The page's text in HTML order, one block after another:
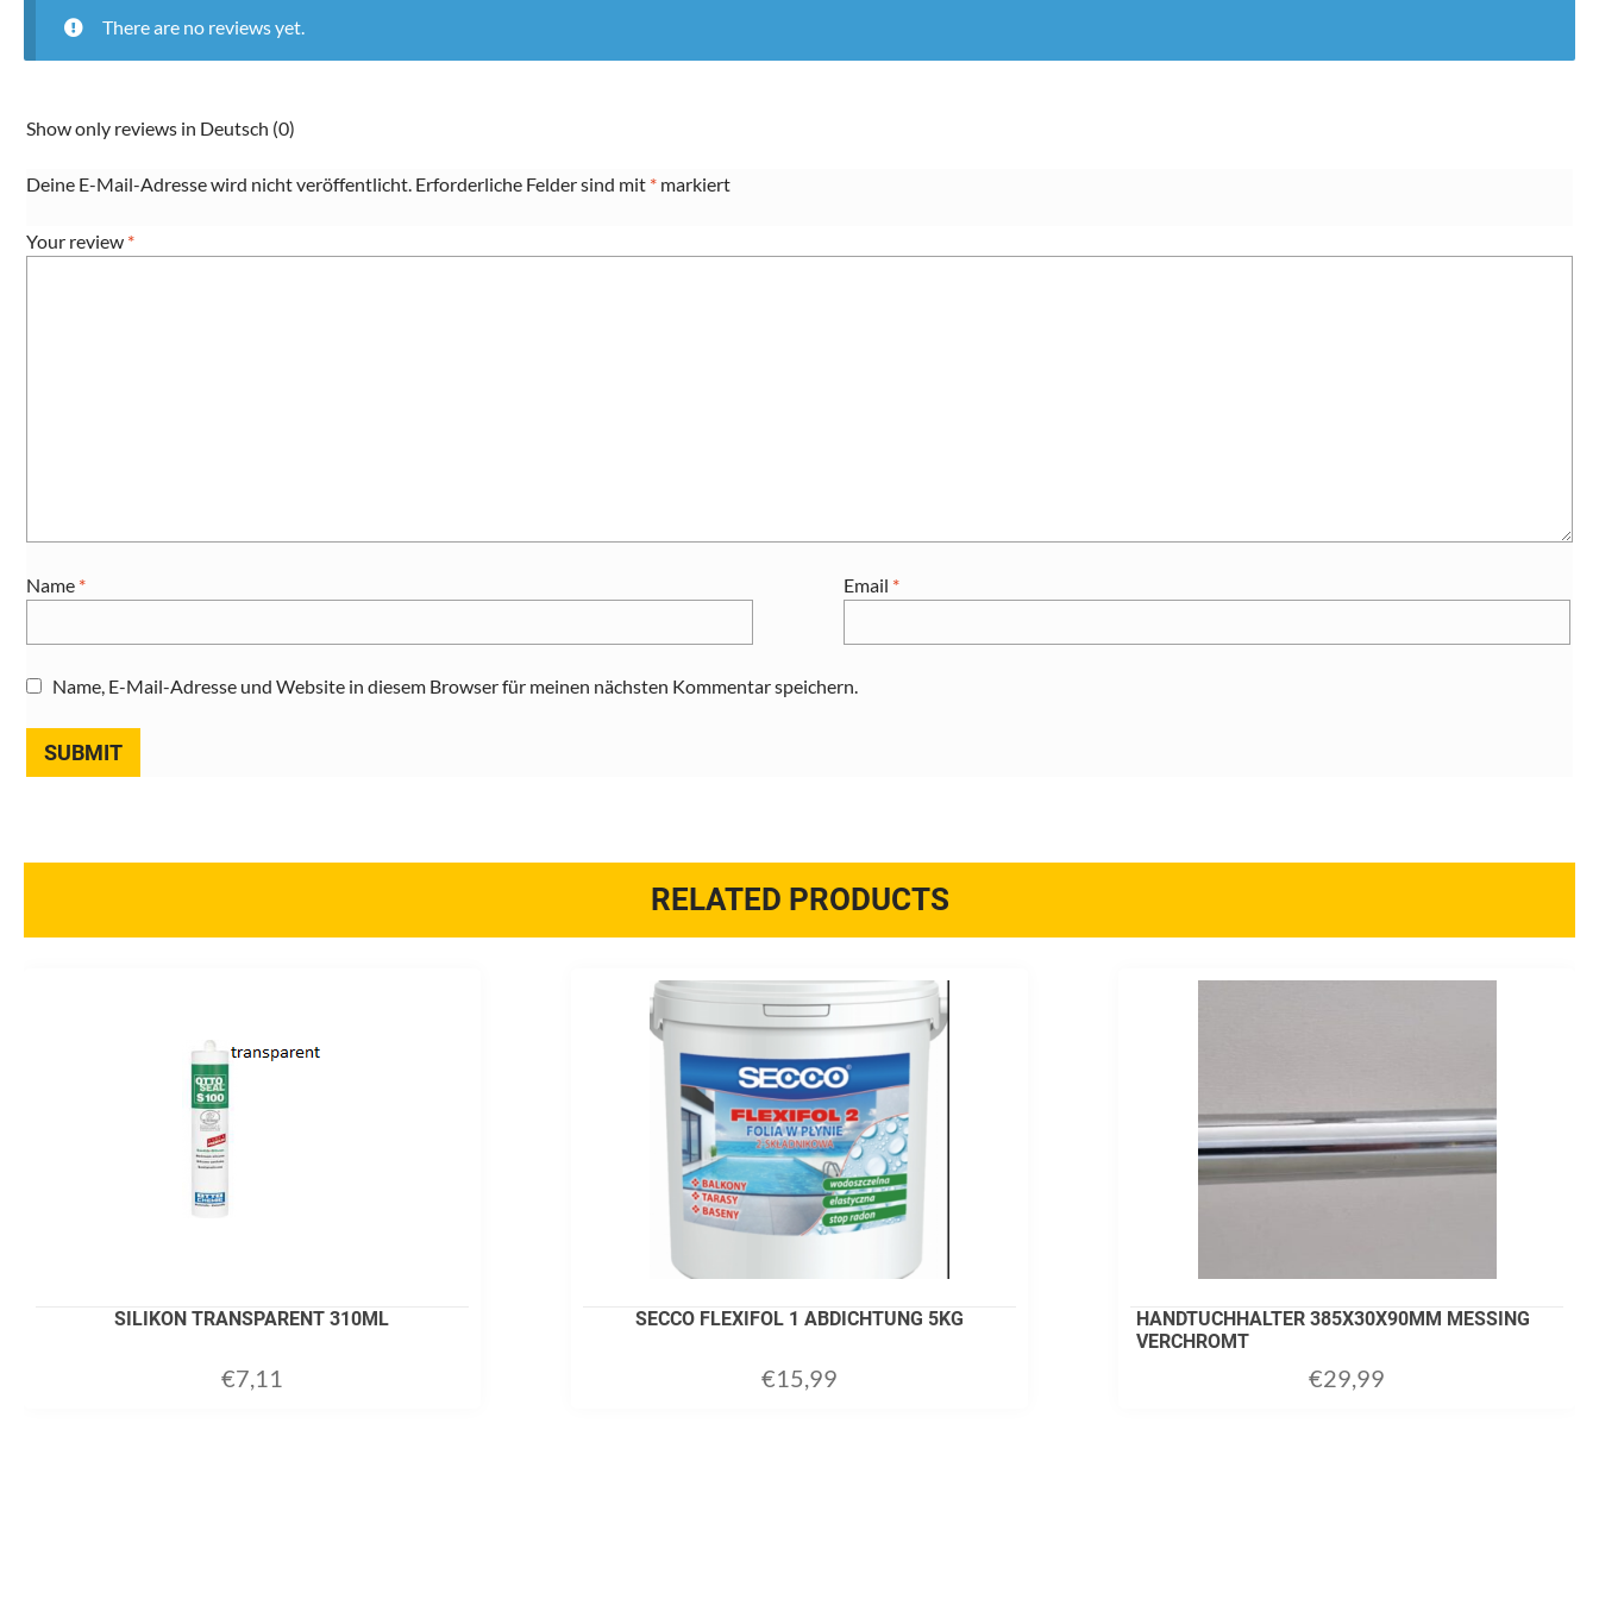
There are no reviews yet.
Show only reviews in Deutsch (0)
Deine E-Mail-Adresse wird nicht veröffentlicht. Erforderliche Felder sind mit * markiert
Your review *
Name * Email *
Name, E-Mail-Adresse und Website in diesem Browser für meinen nächsten Kommentar speichern.
RELATED PRODUCTS
SILIKON TRANSPARENT 310ML
€7,11
SECCO FLEXIFOL 1 ABDICHTUNG 5KG
€15,99
ADD TO CART
HANDTUCHHALTER 385X30X90MM MESSING
VERCHROMT
€29,99
ADD TO CART